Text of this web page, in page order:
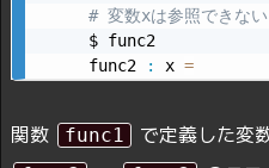
# 変数xは参照できない
$ func2
func2
: x =
関数 func1 で定義した変